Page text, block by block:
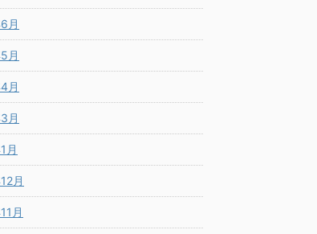
月
月
月
月
月
月
月